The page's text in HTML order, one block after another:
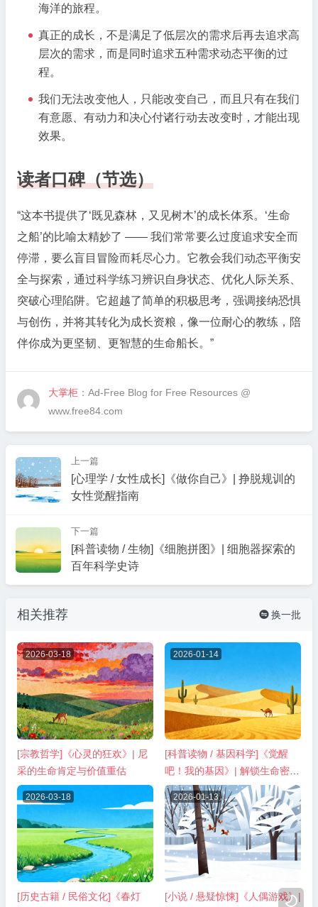

海洋的旅程。
真正的成长，不是满足了低层次的需求后再去追求高
层次的需求，而是同时追求五种需求动态平衡的过
程。
我们无法改变他人，只能改变自己，而且只有在我们
有意愿、有动力和决心付诸行动去改变时，才能出现
效果。
读者口碑（节选）
“这本书提供了‘既见森林，又见树木’的成长体系。‘生命
之船’的比喻太精妙了 —— 我们常常要么过度追求安全而
停滞，要么盲目冒险而耗尽心力。它教会我们动态平衡安
全与探索，通过科学练习辨识自身状态、优化人际关系、
突破心理陷阱。它超越了简单的积极思考，强调接纳恐惧
与创伤，并将其转化为成长资粮，像一位耐心的教练，陪
伴你成为更坚韧、更智慧的生命船长。”
大掌柜 ：Ad-Free Blog for Free Resources @
www.free84.com
上一篇
[心理学 / 女性成长]《做你自己》| 挣脱规训的
女性觉醒指南
下一篇
[科普读物 / 生物]《细胞拼图》| 细胞器探索的
百年科学史诗
相关推荐  换一批
2026-03-18
[宗教哲学]《心灵的狂欢》| 尼
采的生命肯定与价值重估
2026-01-14
[科普读物 / 基因科学]《觉醒
吧！我的基因》| 解锁生命密码
的趣味科普指南
2026-03-18
[历史古籍 / 民俗文化]《春灯
2026-01-13
[小说 / 悬疑惊悚]《人偶游戏》|